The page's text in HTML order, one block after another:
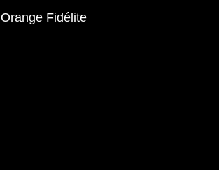
Orange Fidélite